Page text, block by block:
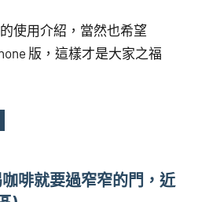
使用介紹，當然也希望
版，這樣才是大家之福
啡就要過窄窄的門，近